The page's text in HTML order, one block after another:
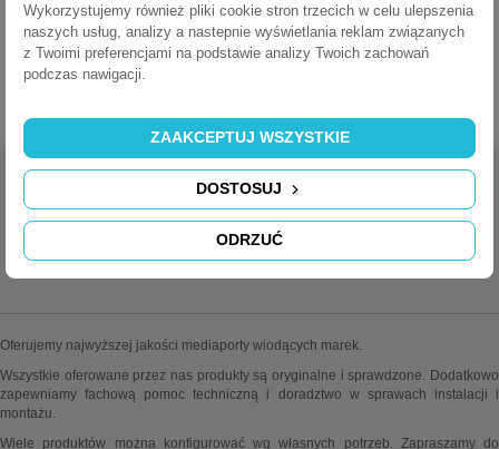
HDMI Nie
USB Charger Nie
MEDIAPORTY.COM.PL
Oferujemy najwyższej jakości mediaporty wiodących marek.
Wszystkie oferowane przez nas produkty są oryginalne i sprawdzone. Dodatkowo
zapewniamy fachową pomoc techniczną i doradztwo w sprawach instalacji i
montażu.
Wiele produktów można konfigurować wg własnych potrzeb. Zapraszamy do
Wykorzystujemy również pliki cookie stron trzecich w celu ulepszenia
naszych usług, analizy a nastepnie wyświetlania reklam związanych
z Twoimi preferencjami na podstawie analizy Twoich zachowań
podczas nawigacji.
ODRZUĆ
DOSTOSUJ
ZAAKCEPTUJ WSZYSTKIE